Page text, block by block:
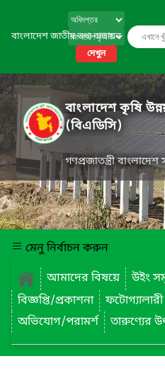
বাংলাদেশ জাতীয় তথ্য বাতায়ন
দেখুন
বাংলাদেশ কৃষি
(বিএডিসি)
গণপ্রজাতন্ত্রী
মেনু নির্বাচন করুন
আমাদের বিষয়ে
উইং
বিজ্ঞপ্তি/প্রকাশনা
ফটোগ্যালারী
অভিযোগ/পরামর্শ
তারুণ্যের